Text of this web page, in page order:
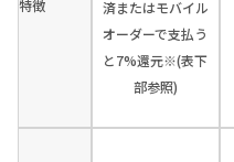
特徴
済またはモバイル
オーダーで支払う
と7%還元※(表下
部参照)